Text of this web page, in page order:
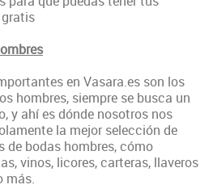
en Vasara.es son los
hombres, siempre se busca un
y ahí es dónde nosotros nos
la mejor selección de
de bodas hombres, cómo
vinos, licores, carteras, llaveros
más.